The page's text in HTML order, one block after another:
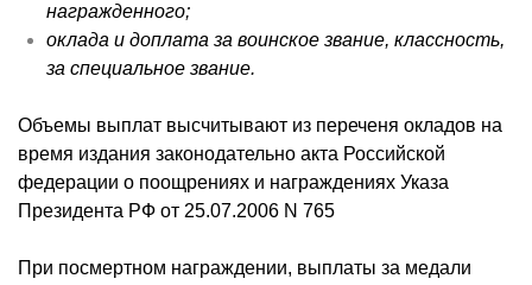
награжденного;
оклада и доплата за воинское звание, классность,
за специальное звание.
Объемы выплат высчитывают из переченя окладов на
время издания законодательно акта Российской
федерации о поощрениях и награждениях Указа
Президента РФ от 25.07.2006 N 765
При посмертном награждении, выплаты за медали